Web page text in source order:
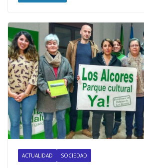
ACTUALIDAD SOCIEDAD